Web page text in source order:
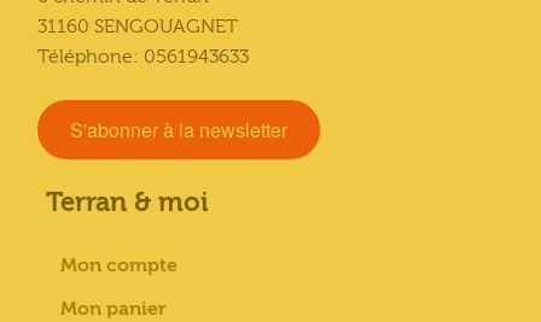
31160 SENGOUAGNET
Téléphone: 0561943633
S'abonner à la newsletter
Terran & moi
Mon compte
Mon panier